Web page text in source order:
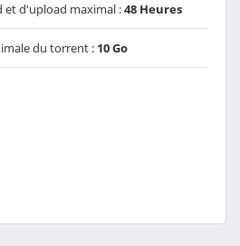
et d'upload maximal :48 Heures
du torrent : 10 Go